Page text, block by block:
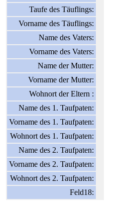
Taufe des Täuflings:
Vorname des Täuflings:
Name des Vaters:
Vorname des Vaters:
Name der Mutter:
Vorname der Mutter:
Wohnort der Eltern :
Name des 1. Taufpaten:
Vorname des 1. Taufpaten:
Wohnort des 1. Taufpaten:
Name des 2. Taufpaten:
Vorname des 2. Taufpaten:
Wohnort des 2. Taufpaten:
Feld18: